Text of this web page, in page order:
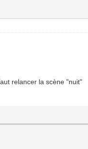
relancer la scène "nuit"